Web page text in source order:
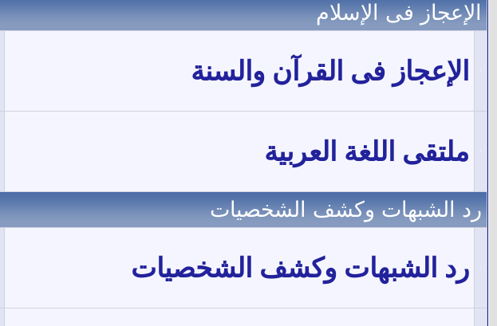
الإعجاز فى الإسلام
الإعجاز فى القرآن والسنة
ملتقى اللغة العربية
رد الشبهات وكشف الشخصيات
رد الشبهات وكشف الشخصيات